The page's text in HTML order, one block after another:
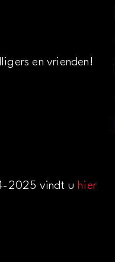
en vrienden!
2025 vindt u hier